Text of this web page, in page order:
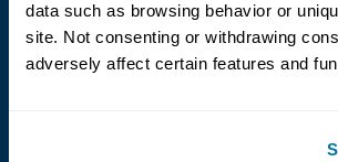
data such as browsing behavior or
site. Not consenting or withdrawing
adversely affect certain features and
Language